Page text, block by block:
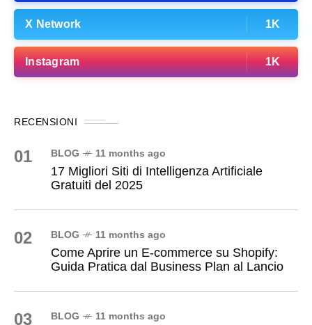
X Network 1K
Instagram 1K
RECENSIONI
01 BLOG 11 months ago
17 Migliori Siti di Intelligenza Artificiale
Gratuiti del 2025
02 BLOG 11 months ago
Come Aprire un E-commerce su Shopify:
Guida Pratica dal Business Plan al Lancio
03 BLOG 11 months ago